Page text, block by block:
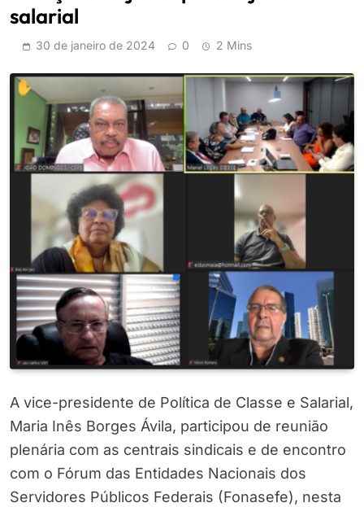
salarial
30 de janeiro de 2024 0 2 Mins
A vice-presidente de Política de Classe e Salarial,
Maria Inês Borges Ávila, participou de reunião
plenária com as centrais sindicais e de encontro
com o Fórum das Entidades Nacionais dos
Servidores Públicos Federais (Fonasefe), nesta